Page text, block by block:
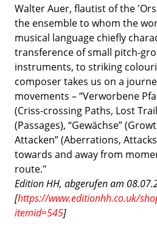
Walter Auer, flautist of the
the ensemble to whom the
musical language chiefly
transference of small pitch-
instruments, to striking
composer takes us on a
movements – “Verworbene
(Criss-crossing Paths, Lost
(Passages), “Gewächse”
Attacken” (Aberrations,
towards and away from
route."
Edition HH, abgerufen am
[https://www.editionhh.co.uk/
itemid=545]